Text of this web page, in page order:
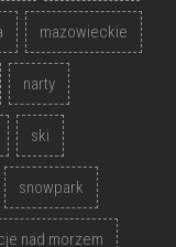
mazowieckie
narty
ski
snowpark
nad morzem